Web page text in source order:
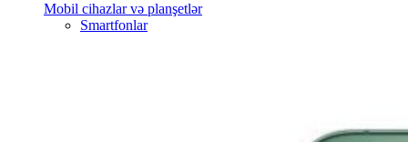
Mobil cihazlar və planşetlər
Smartfonlar